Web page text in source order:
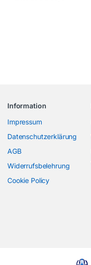
Information
Impressum
Datenschutzerklärung
AGB
Widerrufsbelehrung
Cookie Policy